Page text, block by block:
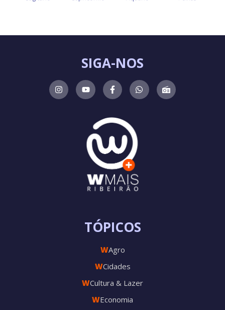
TÓPICOS
WAgro
WCidades
WCultura & Lazer
WEconomia
SIGA-NOS